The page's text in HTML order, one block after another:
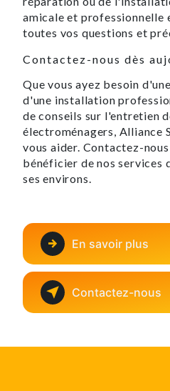
amicale et professionnelle
toutes vos questions et
Contactez-nous dès
Que vous ayez besoin
d'une installation
de conseils sur l'entretien
électroménagers, Alliance
vous aider. Contactez-
bénéficier de nos services
ses environs.
En savoir plus
Contactez-nous